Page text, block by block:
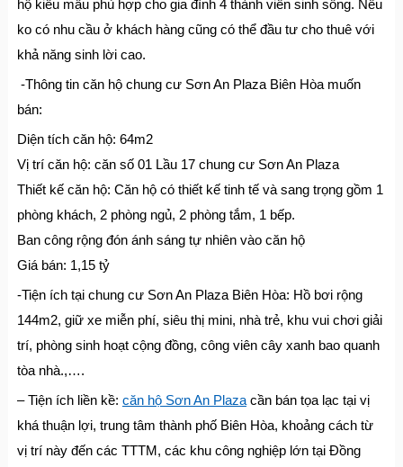
hộ kiểu mẫu phù hợp cho gia đình 4 thành viên sinh sống. Nếu
ko có nhu cầu ở khách hàng cũng có thể đầu tư cho thuê với
khả năng sinh lời cao.
-Thông tin căn hộ chung cư Sơn An Plaza Biên Hòa muốn
bán:
Diện tích căn hộ: 64m2
Vị trí căn hộ: căn số 01 Lầu 17 chung cư Sơn An Plaza
Thiết kế căn hộ: Căn hộ có thiết kế tinh tế và sang trọng gồm 1
phòng khách, 2 phòng ngủ, 2 phòng tắm, 1 bếp.
Ban công rộng đón ánh sáng tự nhiên vào căn hộ
Giá bán: 1,15 tỷ
-Tiện ích tại chung cư Sơn An Plaza Biên Hòa: Hồ bơi rộng
144m2, giữ xe miễn phí, siêu thị mini, nhà trẻ, khu vui chơi giải
trí, phòng sinh hoạt cộng đồng, công viên cây xanh bao quanh
tòa nhà.,….
– Tiện ích liền kề: căn hộ Sơn An Plazacần bán tọa lạc tại vị
khá thuận lợi, trung tâm thành phố Biên Hòa, khoảng cách từ
vị trí này đến các TTTM, các khu công nghiệp lớn tại Đồng